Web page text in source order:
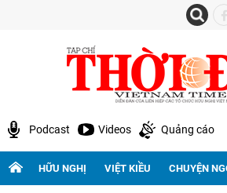
Podcast Videos Quảng cáo
HỮU NGHỊ VIỆT KIỀU CHUYỆN